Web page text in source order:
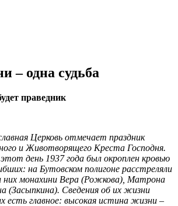
– одна судьба
праведник
Церковь отмечает праздник
и Животворящего Креста Господня.
день 1937 года был окроплен кровью
на Бутовском полигоне расстреляли
них монахини Вера (Рожкова), Матрона
(Засыпкина). Сведения об их жизни
есть главное: высокая истина жизни –